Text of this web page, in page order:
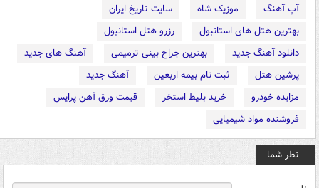
آپ آهنگ موزیک شاه
سایت تاریخ ایران
بهترین هتل های استانبول
رزرو هتل استانبول
دانلود آهنگ جدید
بهترین جراح بینی ترمیمی
آهنگ های جدید
پرشین هتل
ثبت نام بیمه اربعین
آهنگ جدید
مزایده خودرو
خرید بلیط استخر
قیمت ورق آهن پرایس
فروشنده مواد شیمیایی
نظر شما